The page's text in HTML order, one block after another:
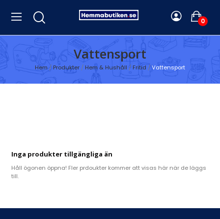
0
Vattensport
Hem Produkter Hem & Hushåll Fritid Vattensport
Inga produkter tillgängliga än
Håll ögonen öppna! Fler prdoukter kommer att visas här när de läggs
till.